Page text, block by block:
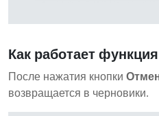
Как работает
После нажатия кнопки
возвращается в черновики.